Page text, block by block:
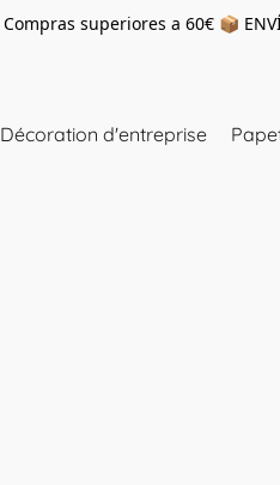
Compras superiores a 60€ 📦
Décoration d'entreprise